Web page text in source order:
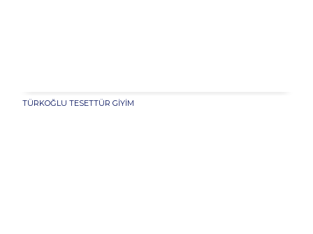
TÜRKOĞLU TESETTÜR GIYIM